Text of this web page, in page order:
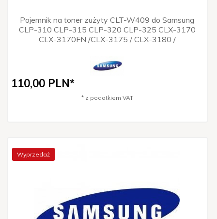
Pojemnik na toner zużyty CLT-W409 do Samsung
CLP-310 CLP-315 CLP-320 CLP-325 CLX-3170
CLX-3170FN /CLX-3175 / CLX-3180 /
110,00 PLN*
* z podatkiem VAT
Wyprzedaż